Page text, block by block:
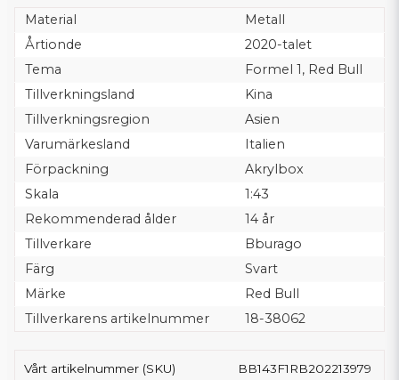
Material
Metall
Årtionde
2020-talet
Tema
Formel 1, Red Bull
Tillverkningsland
Kina
Tillverkningsregion
Asien
Varumärkesland
Italien
Förpackning
Akrylbox
Skala
1:43
Rekommenderad ålder
14 år
Tillverkare
Bburago
Färg
Svart
Märke
Red Bull
Tillverkarens artikelnummer
18-38062
Vårt artikelnummer (SKU) BB143F1RB202213979